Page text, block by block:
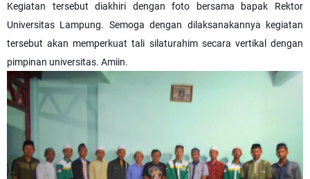
Kegiatan tersebut diakhiri dengan foto bersama bapak Rektor
Universitas Lampung. Semoga dengan dilaksanakannya kegiatan
tersebut akan memperkuat tali silaturahim secara vertikal dengan
pimpinan universitas. Amiin.